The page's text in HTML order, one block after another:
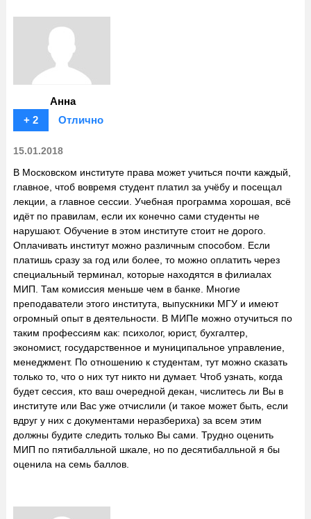
Анна
+ 2
Отлично
15.01.2018
В Московском институте права может учиться почти каждый,
главное, чтоб вовремя студент платил за учёбу и посещал
лекции, а главное сессии. Учебная программа хорошая, всё
идёт по правилам, если их конечно сами студенты не
нарушают. Обучение в этом институте стоит не дорого.
Оплачивать институт можно различным способом. Если
платишь сразу за год или более, то можно оплатить через
специальный терминал, которые находятся в филиалах
МИП. Там комиссия меньше чем в банке. Многие
преподаватели этого института, выпускники МГУ и имеют
огромный опыт в деятельности. В МИПе можно отучиться по
таким профессиям как: психолог, юрист, бухгалтер,
экономист, государственное и муниципальное управление,
менеджмент. По отношению к студентам, тут можно сказать
только то, что о них тут никто ни думает. Чтоб узнать, когда
будет сессия, кто ваш очередной декан, числитесь ли Вы в
институте или Вас уже отчислили (и такое может быть, если
вдруг у них с документами неразбериха) за всем этим
должны будите следить только Вы сами. Трудно оценить
МИП по пятибалльной шкале, но по десятибалльной я бы
оценила на семь баллов.